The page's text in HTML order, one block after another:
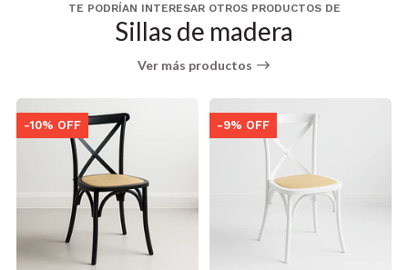
TE PODRÍAN INTERESAR OTROS PRODUCTOS DE
Sillas de madera
Ver más productos
-10% OFF -9% OFF